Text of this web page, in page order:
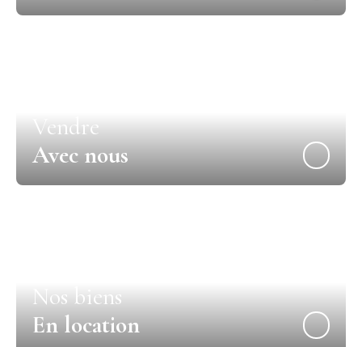
Vendre
Avec nous
Nos biens
En location